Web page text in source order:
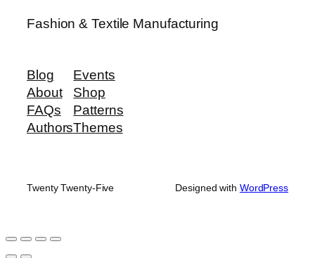
Fashion & Textile Manufacturing
Blog
About
FAQs
Authors
Events
Shop
Patterns
Themes
Twenty Twenty-Five Designed with WordPress